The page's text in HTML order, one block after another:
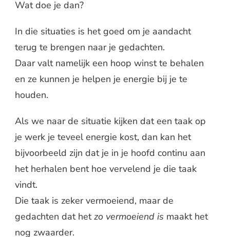
Wat doe je dan?
In die situaties is het goed om je aandacht
terug te brengen naar je gedachten.
Daar valt namelijk een hoop winst te behalen
en ze kunnen je helpen je energie bij je te
houden.
Als we naar de situatie kijken dat een taak op
je werk je teveel energie kost, dan kan het
bijvoorbeeld zijn dat je in je hoofd continu aan
het herhalen bent hoe vervelend je die taak
vindt.
Die taak is zeker vermoeiend, maar de
gedachten dat hetzo vermoeiend is maakt het
nog zwaarder.